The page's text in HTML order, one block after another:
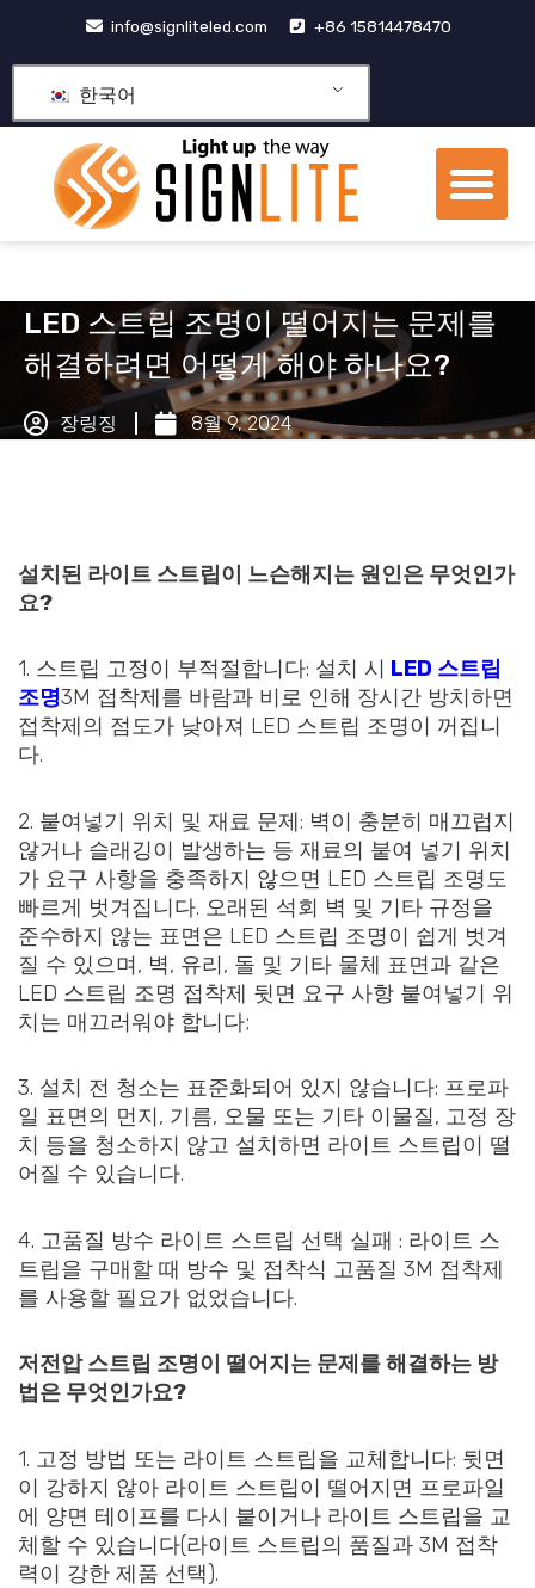
츠
건
info@signliteled.com +86 15814478470
한국어
메
뉴
LED 스트립 조명이 떨어지는 문제를
해결하려면 어떻게 해야 하나요?
장링징 8월 9, 2024
설치된 라이트 스트립이 느슨해지는 원인은 무엇인가
요?
1. 스트립 고정이 부적절합니다: 설치 시 LED 스트립
조명3M 접착제를 바람과 비로 인해 장시간 방치하면
접착제의 점도가 낮아져 LED 스트립 조명이 꺼집니
다.
2. 붙여넣기 위치 및 재료 문제: 벽이 충분히 매끄럽지
않거나 슬래깅이 발생하는 등 재료의 붙여 넣기 위치
가 요구 사항을 충족하지 않으면 LED 스트립 조명도
빠르게 벗겨집니다. 오래된 석회 벽 및 기타 규정을
준수하지 않는 표면은 LED 스트립 조명이 쉽게 벗겨
질 수 있으며, 벽, 유리, 돌 및 기타 물체 표면과 같은
LED 스트립 조명 접착제 뒷면 요구 사항 붙여넣기 위
치는 매끄러워야 합니다;
3. 설치 전 청소는 표준화되어 있지 않습니다: 프로파
일 표면의 먼지, 기름, 오물 또는 기타 이물질, 고정 장
치 등을 청소하지 않고 설치하면 라이트 스트립이 떨
어질 수 있습니다.
4. 고품질 방수 라이트 스트립 선택 실패 : 라이트 스
트립을 구매할 때 방수 및 접착식 고품질 3M 접착제
를 사용할 필요가 없었습니다.
저전압 스트립 조명이 떨어지는 문제를 해결하는 방
법은 무엇인가요?
1. 고정 방법 또는 라이트 스트립을 교체합니다: 뒷면
이 강하지 않아 라이트 스트립이 떨어지면 프로파일
에 양면 테이프를 다시 붙이거나 라이트 스트립을 교
체할 수 있습니다(라이트 스트립의 품질과 3M 접착
력이 강한 제품 선택).